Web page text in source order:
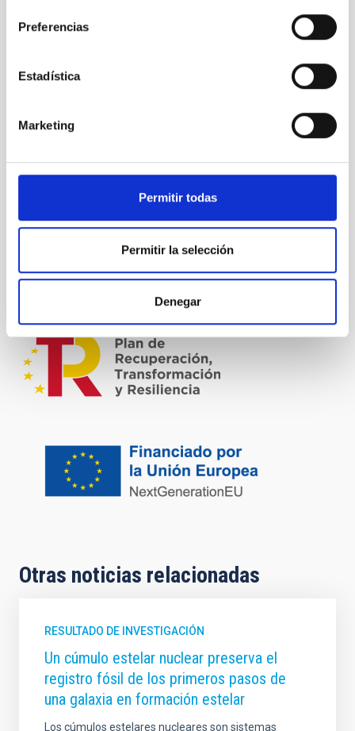
Preferencias
Estadística
Marketing
Permitir todas
Permitir la selección
Denegar
Otras noticias relacionadas
RESULTADO DE INVESTIGACIÓN
Un cúmulo estelar nuclear preserva el
registro fósil de los primeros pasos de
una galaxia en formación estelar
Los cúmulos estelares nucleares son sistemas